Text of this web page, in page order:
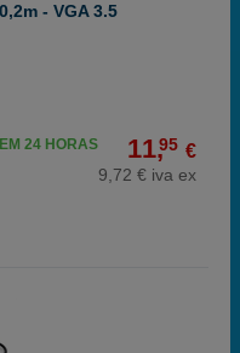
- VGA 3.5
11,95 €
9,72 € iva ex
24 HORAS